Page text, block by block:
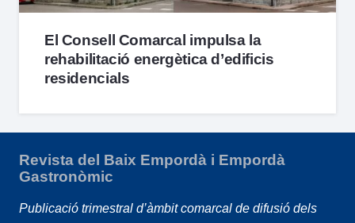
El Consell Comarcal impulsa la
rehabilitació energètica d’edificis
residencials
Revista del Baix Empordà i Empordà
Gastronòmic
Publicació trimestral d’àmbit comarcal de difusió dels